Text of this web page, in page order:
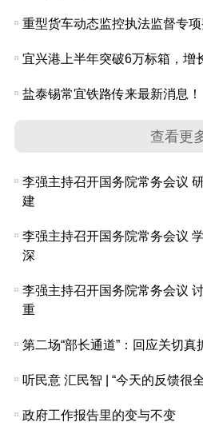
重型货车动态监控执法监督专
宜兴港上半年突破6万标箱，增
盐泰锡常宜铁路传来最新消息！
查看更
李强主持召开国务院常务会议
建
李强主持召开国务院常务会议
深
李强主持召开国务院常务会议
重
第二场“部长通道”：回应关切真
听民意 汇民智 | “今天的反馈
政府工作报告里的变与不变